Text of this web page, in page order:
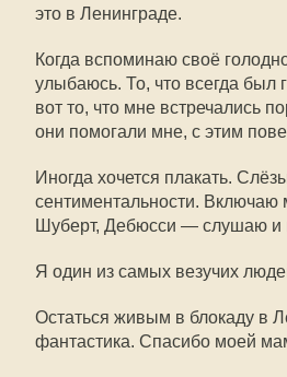
это в Ленинграде.
Когда вспоминаю своё
улыбаюсь. То, что всегда был
вот то, что мне встречались
они помогали мне, с этим
Иногда хочется плакать.
сентиментальности.
Шуберт, Дебюсси — слушаю и
Я один из самых везучих
Остаться живым в блокаду в
фантастика. Спасибо моей